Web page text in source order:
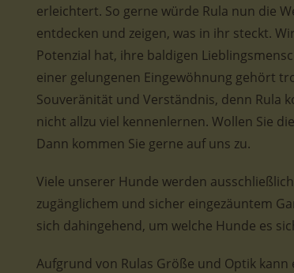
erleichtert. So gerne würde Rula nun die
entdecken und zeigen, was in ihr steckt.
Potenzial hat, ihre baldigen
einer gelungenen Eingewöhnung gehört
Souveränität und Verständnis, denn Rula
nicht allzu viel kennenlernen. Wollen Sie
Dann kommen Sie gerne auf uns zu.
Viele unserer Hunde werden
zugänglichem und sicher eingezäuntem
sich dahingehend, um welche Hunde es
Aufgrund von Rulas Größe und Optik kann